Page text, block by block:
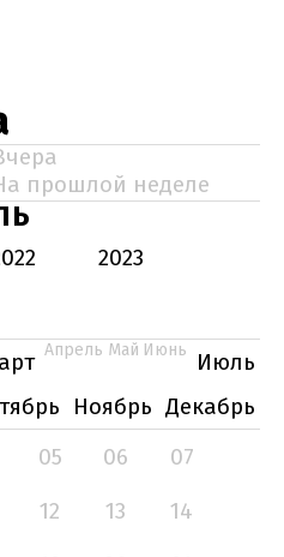
прошлой неделе
2023
Апрель Май Июнь
Июль
Ноябрь Декабрь
05 06
07
12 13
14